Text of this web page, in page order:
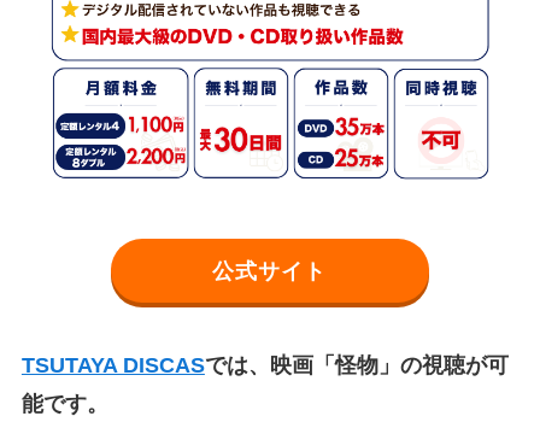
公式サイト
TSUTAYA DISCASでは、映画「怪物」の視聴が可
能です。